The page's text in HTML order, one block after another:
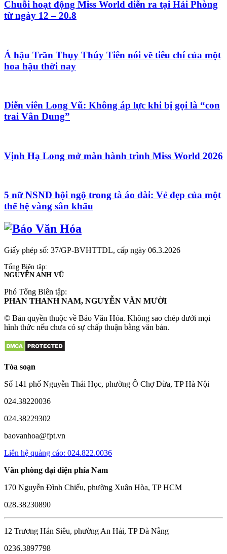
Chuỗi hoạt động Miss World diễn ra tại Hải Phòng
từ ngày 12 – 20.8
Á hậu Trần Thụy Thúy Tiên nói về tiêu chí của một
hoa hậu thời nay
Diễn viên Long Vũ: Không áp lực khi bị gọi là “con
trai Vân Dung”
Vịnh Hạ Long mở màn hành trình Miss World 2026
5 nữ NSND hội ngộ trong tà áo dài: Vẻ đẹp của một
thế hệ vàng sân khấu
Giấy phép số: 37/GP-BVHTTDL, cấp ngày 06.3.2026
Tổng Biên tập:
NGUYỄN ANH VŨ
Phó Tổng Biên tập:
PHAN THANH NAM, NGUYỄN VĂN MƯỜI
© Bản quyền thuộc về Báo Văn Hóa. Không sao chép dưới mọi
hình thức nếu chưa có sự chấp thuận bằng văn bản.
Tòa soạn
Số 141 phố Nguyễn Thái Học, phường Ô Chợ Dừa, TP Hà Nội
024.38220036
024.38229302
baovanhoa@fpt.vn
Liên hệ quảng cáo: 024.822.0036
Văn phòng đại diện phía Nam
170 Nguyễn Đình Chiểu, phường Xuân Hòa, TP HCM
028.38230890
12 Trương Hán Siêu, phường An Hải, TP Đà Nẵng
0236.3897798